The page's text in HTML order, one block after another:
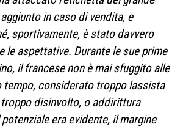
in caso di vendita, e
sportivamente, è stato davvero
le aspettative. Durante le sue prime
il francese non è mai sfuggito alle
tempo, considerato troppo lassista
disinvolto, o addirittura
era evidente, il margine